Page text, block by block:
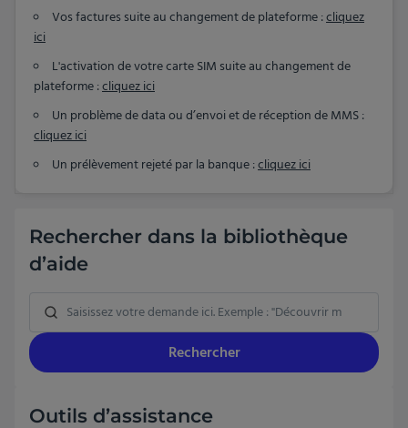
Vos factures suite au changement de plateforme :cliquez
ici
L'activation de votre carte SIM suite au changement de
plateforme :cliquez ici
Un problème de data ou d’envoi et de réception de MMS :
cliquez ici
Un prélèvement rejeté par la banque :cliquez ici
Rechercher dans la bibliothèque
d’aide
Outils d’assistance